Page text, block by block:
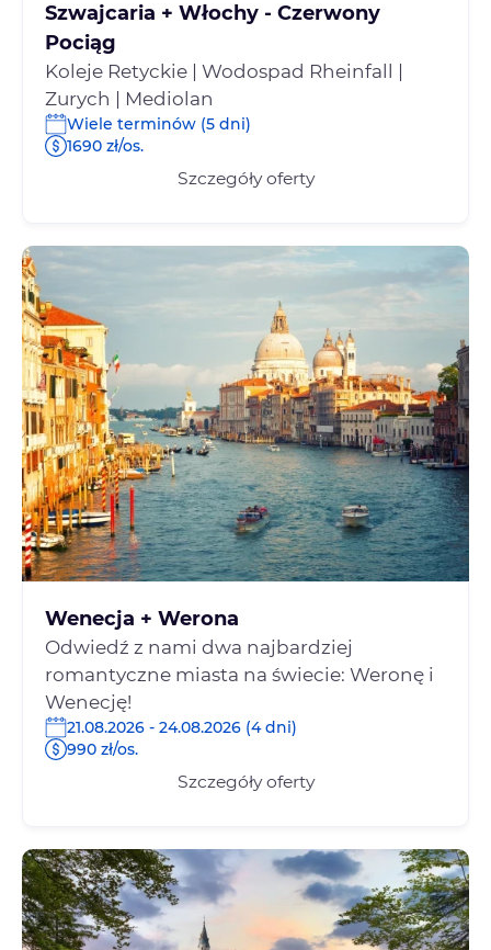
Szwajcaria + Włochy - Czerwony
Pociąg
Koleje Retyckie | Wodospad Rheinfall |
Zurych | Mediolan
Wiele terminów (5 dni)
1690 zł/os.
Szczegóły oferty
Wenecja + Werona
Odwiedź z nami dwa najbardziej
romantyczne miasta na świecie: Weronę i
Wenecję!
21.08.2026 - 24.08.2026 (4 dni)
990 zł/os.
Szczegóły oferty